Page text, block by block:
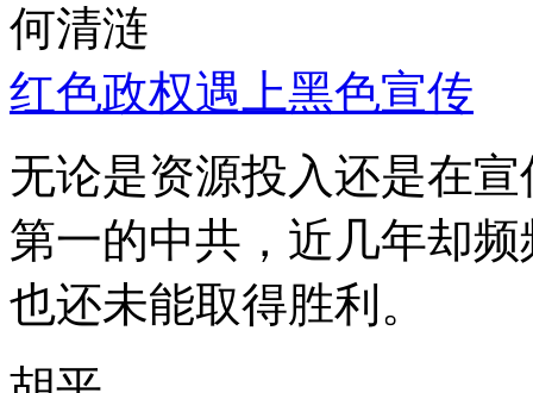
何清涟
红色政权遇上黑色宣传
无论是资源投入还是在
第一的中共，近几年却
也还未能取得胜利。